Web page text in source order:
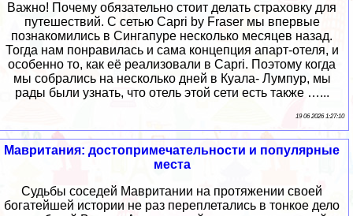
Важно! Почему обязательно стоит делать страховку для
путешествий. С сетью Capri by Fraser мы впервые
познакомились в Сингапуре несколько месяцев назад.
Тогда нам понравилась и сама концепция апарт-отеля, и
особенно то, как её реализовали в Capri. Поэтому когда
мы собрались на несколько дней в Куала- Лумпур, мы
рады были узнать, что отель этой сети есть также …...
19 06 2026 1:27:10
Мавритания: достопримечательности и популярные
места
Судьбы соседей Мавритании на протяжении своей
богатейшей истории не раз переплетались в тонкое дело